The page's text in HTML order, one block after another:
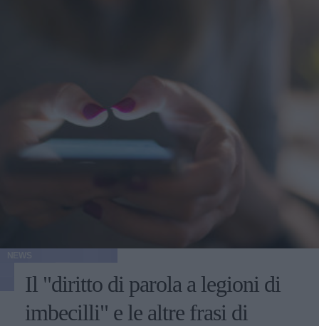
Il "diritto di parola a legioni di
imbecilli" e le altre frasi di